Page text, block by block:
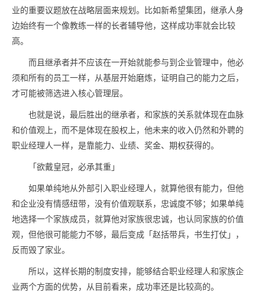
业的重要议题放在战略层面来规划。比如新希望集团，继承人身
边始终有一个像教练一样的长者辅导他，这样成功率就会比较
高。
而且继承者并不应该在一开始就能参与到企业管理中，他必
须和所有的员工一样，从基层开始磨炼，证明自己的能力之后，
才可能被筛选进入核心管理层。
也就是说，最后胜出的继承者，和家族的关系就体现在血脉
和价值观上，而不是体现在股权上，他未来的收入仍然和外聘的
职业经理人一样，是靠能力、业绩、奖金、期权获得的。
「欲戴皇冠，必承其重」
如果单纯地从外部引入职业经理人，就算他很有能力，但他
和企业没有情感纽带，没有价值观联系，忠诚度不够；如果单纯
地选择一个家族成员，就算他对家族很忠诚，也认同家族的价值
观，但他很可能能力不够，最后变成「赵括带兵，书生打仗」，
反而毁了家业。
所以，这样长期的制度安排，能够结合职业经理人和家族企
业两个方面的优势，从目前看来，成功率还是比较高的。